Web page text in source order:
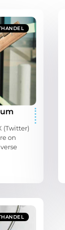
(Twitter)
on